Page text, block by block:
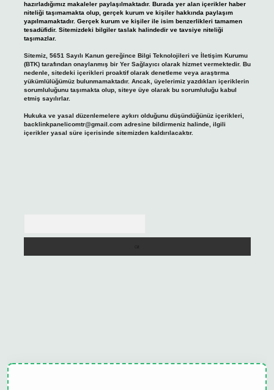
hazırladığımız makaleler paylaşılmaktadır. Burada yer alan içerikler haber
niteliği taşımamakta olup, gerçek kurum ve kişiler hakkında paylaşım
yapılmamaktadır. Gerçek kurum ve kişiler ile isim benzerlikleri tamamen
tesadüfidir. Sitemizdeki bilgiler taslak halindedir ve tavsiye niteliği
taşımazlar.
Sitemiz, 5651 Sayılı Kanun gereğince Bilgi Teknolojileri ve İletişim Kurumu
(BTK) tarafından onaylanmış bir Yer Sağlayıcı olarak hizmet vermektedir. Bu
nedenle, sitedeki içerikleri proaktif olarak denetleme veya araştırma
yükümlülüğümüz bulunmamaktadır. Ancak, üyelerimiz yazdıkları içeriklerin
sorumluluğunu taşımakta olup, siteye üye olarak bu sorumluluğu kabul
etmiş sayılırlar.
Hukuka ve yasal düzenlemelere aykırı olduğunu düşündüğünüz içerikleri,
backlinkpanelicomtr@gmail.comadresine bildirmeniz halinde, ilgili
içerikler yasal süre içerisinde sitemizden kaldırılacaktır.